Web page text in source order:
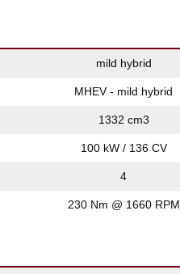
mild hybrid
MHEV - mild hybrid
1332 cm3
100 kW / 136 CV
4
230 Nm @ 1660 RPM